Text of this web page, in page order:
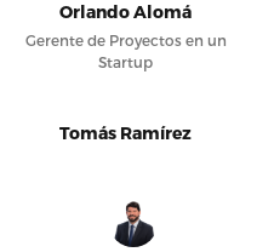
Orlando Alomá
Gerente de Proyectos en un
Startup
Tomás Ramírez